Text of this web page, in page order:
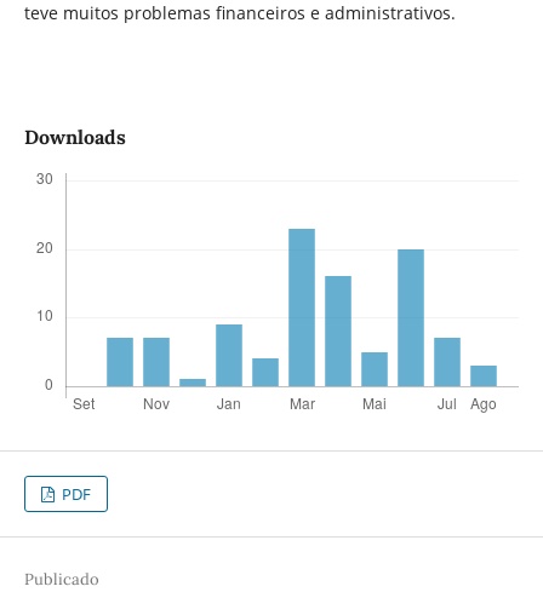
teve muitos problemas financeiros e administrativos.
Downloads
PDF
Publicado